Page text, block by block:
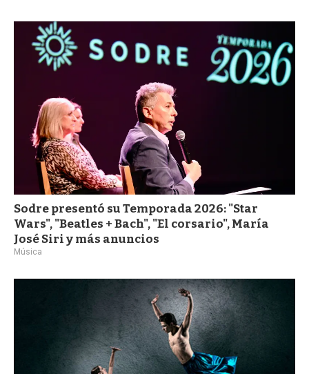
Sodre presentó su Temporada 2026: "Star
Wars", "Beatles + Bach", "El corsario", María
José Siri y más anuncios
Música